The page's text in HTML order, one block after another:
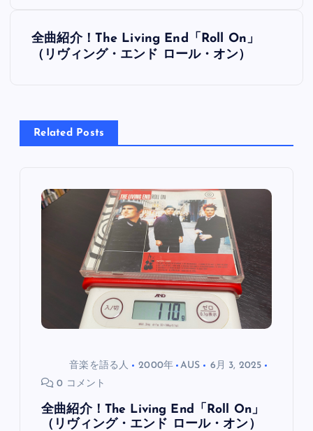
ー
全曲紹介！The Living End「Roll On」
（リヴィング・エンド ロール・オン）
Related Posts
音楽を語る人 2000年 AUS
6月 3, 2025
0 コメント
全曲紹介！The Living End「Roll On」
（リヴィング・エンド ロール・オン）